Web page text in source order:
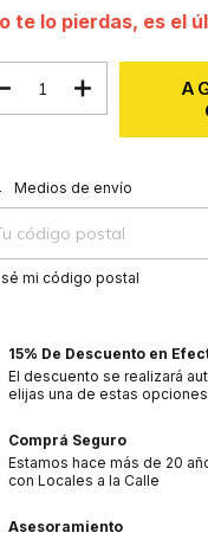
te lo pierdas, es el
para el CP:
Medios de envío
mi código postal
15% De Descuento en
El descuento se realizará
elijas una de estas
Comprá Seguro
Estamos hace más de 20
con Locales a la Calle
Asesoramiento